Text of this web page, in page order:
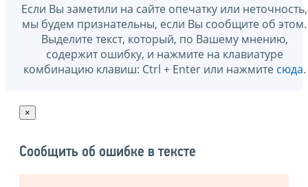
Если Вы заметили на сайте опечатку или неточность,
мы будем признательны, если Вы сообщите об этом.
Выделите текст, который, по Вашему мнению,
содержит ошибку, и нажмите на клавиатуре
комбинацию клавиш: Ctrl + Enter или нажмите сюда.
×
Сообщить об ошибке в тексте